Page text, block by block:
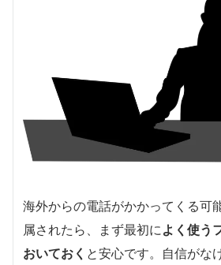
海外からの電話がかかってくる可
属されたら、まず最初によく使う
おいておく と安心です。自信がな